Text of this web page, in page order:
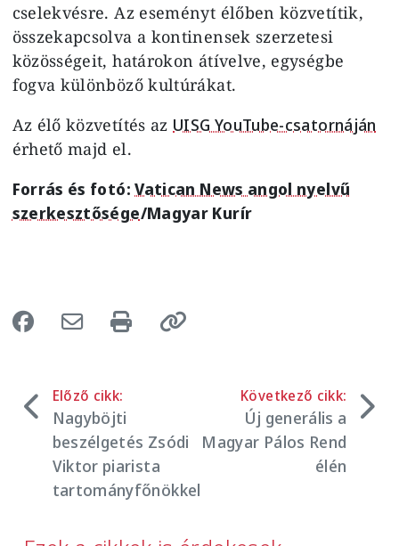
cselekvésre. Az eseményt élőben közvetítik,
összekapcsolva a kontinensek szerzetesi
közösségeit, határokon átívelve, egységbe
fogva különböző kultúrákat.
Az élő közvetítés az UISG YouTube-csatornáján
érhető majd el.
Forrás és fotó:Vatican News angol nyelvű
szerkesztősége/Magyar Kurír
Előző cikk:
Nagyböjti
beszélgetés Zsódi
Viktor piarista
tartományfőnökkel
Következő cikk:
Új generális a
Magyar Pálos Rend
élén